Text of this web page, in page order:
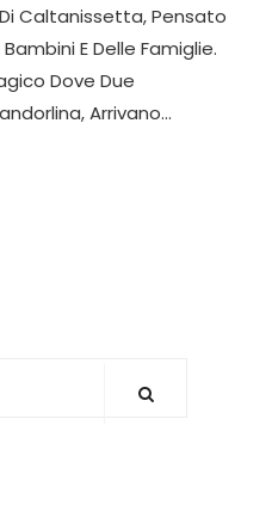
Caltanissetta, Pensato
E Delle Famiglie.
Dove Due
Arrivano...